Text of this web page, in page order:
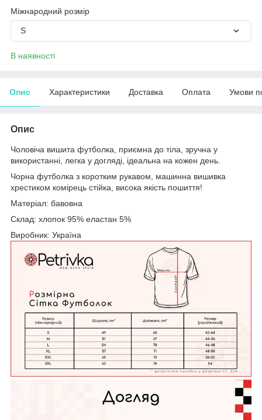
Міжнародний розмір
S
В наявності
Опис Характеристики Доставка Оплата Умови
Опис
Чоловіча вишита футболка, приємна до тіла, зручна у
використанні, легка у догляді, ідеальна на кожен день.
Чорна футболка з коротким рукавом, машинна вишивка
хрестиком комірець стійка, висока якість пошиття!
Матеріал: бавовна
Склад: хлопок 95% еластан 5%
Виробник: Україна